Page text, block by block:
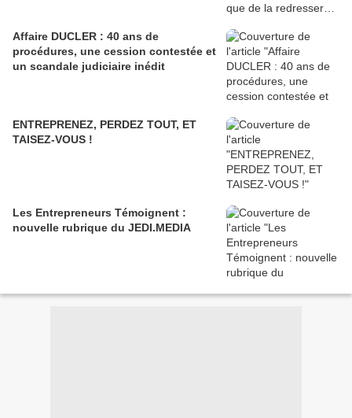
Affaire DUCLER : 40 ans de
procédures, une cession contestée et
un scandale judiciaire inédit
ENTREPRENEZ, PERDEZ TOUT, ET
TAISEZ-VOUS !
Les Entrepreneurs Témoignent :
nouvelle rubrique du JEDI.MEDIA